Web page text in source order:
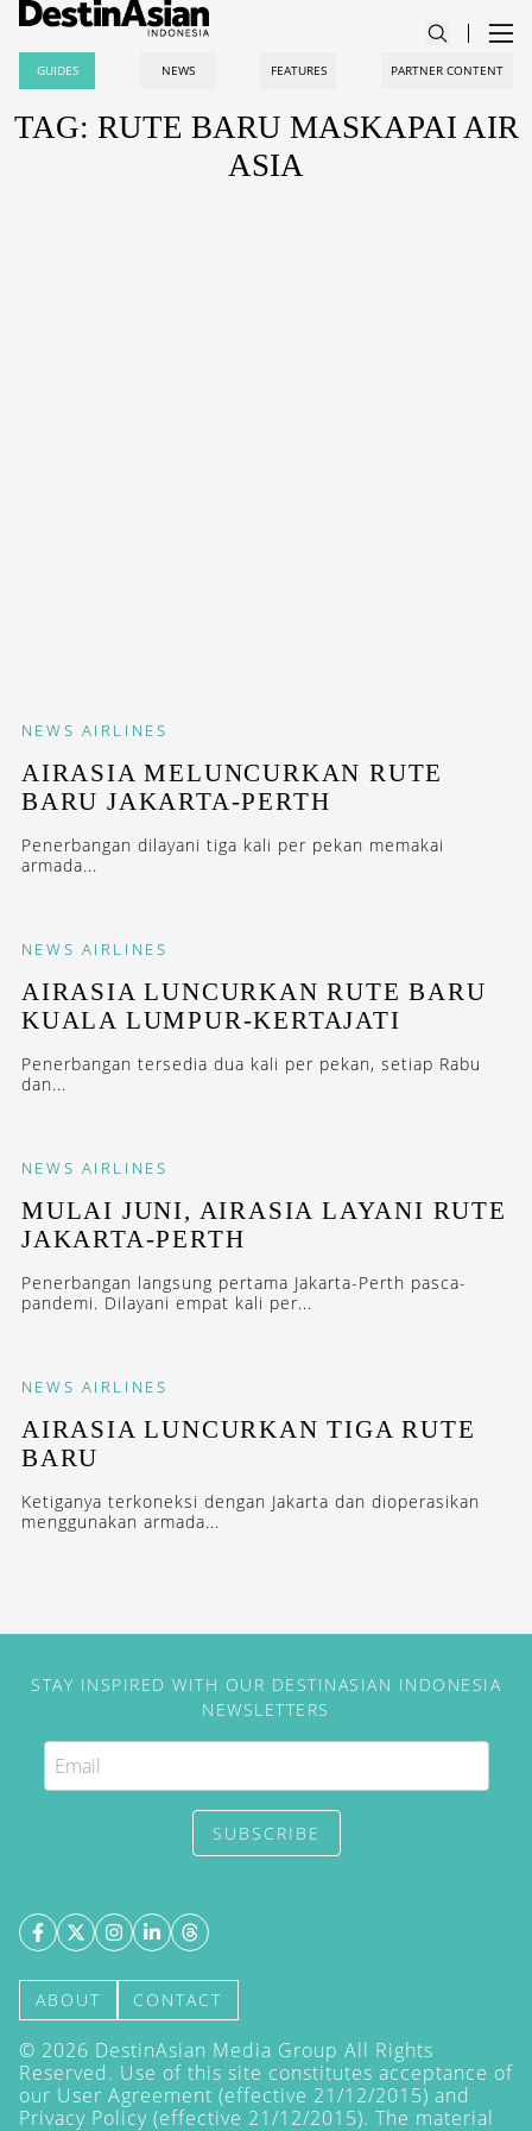
GUIDES NEWS FEATURES PARTNER CONTENT
TAG: RUTE BARU MASKAPAI AIR
ASIA
NEWS AIRLINES
AIRASIA MELUNCURKAN RUTE
BARU JAKARTA-PERTH
Penerbangan dilayani tiga kali per pekan memakai
armada...
NEWS AIRLINES
AIRASIA LUNCURKAN RUTE BARU
KUALA LUMPUR-KERTAJATI
Penerbangan tersedia dua kali per pekan, setiap Rabu
dan...
NEWS AIRLINES
MULAI JUNI, AIRASIA LAYANI RUTE
JAKARTA-PERTH
Penerbangan langsung pertama Jakarta-Perth pasca-
pandemi. Dilayani empat kali per...
NEWS AIRLINES
AIRASIA LUNCURKAN TIGA RUTE
BARU
Ketiganya terkoneksi dengan Jakarta dan dioperasikan
menggunakan armada...
STAY INSPIRED WITH OUR DESTINASIAN INDONESIA
NEWSLETTERS
SUBSCRIBE
ABOUT CONTACT
© 2026 DestinAsian Media Group All Rights
Reserved. Use of this site constitutes acceptance of
our User Agreement (effective 21/12/2015) and
Privacy Policy (effective 21/12/2015). The material